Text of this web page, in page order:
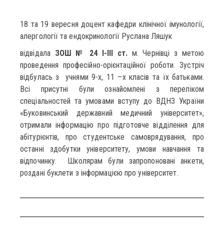
18 та 19 вересня доцент кафедри клінічної імунології,
алергології та ендокринології Руслана Ляшук
відвідала ЗОШ № 24 І-ІІІ ст.м. Чернівці з метою
проведення професійно-орієнтаційної роботи. Зустріч
відбулась з учнями 9-х, 11 –х класів та їх батьками.
Всі присутні були ознайомлені з переліком
спеціальностей та умовами вступу до ВДНЗ України
«Буковинський державний медичний університет»,
отримали інформацію про підготовче відділення для
абітурієнтів, про студентське самоврядування, про
останні здобутки університету, умови навчання та
відпочинку. Школярам були запропоновані анкети,
роздані буклети з інформацією про університет.